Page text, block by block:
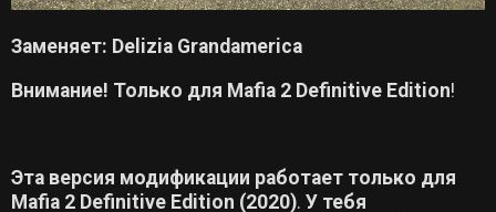
Заменяет: Delizia Grandamerica
Внимание! Только для Mafia 2 Definitive Edition!
Эта версия модификации работает только для
Mafia 2 Definitive Edition (2020). У тебя